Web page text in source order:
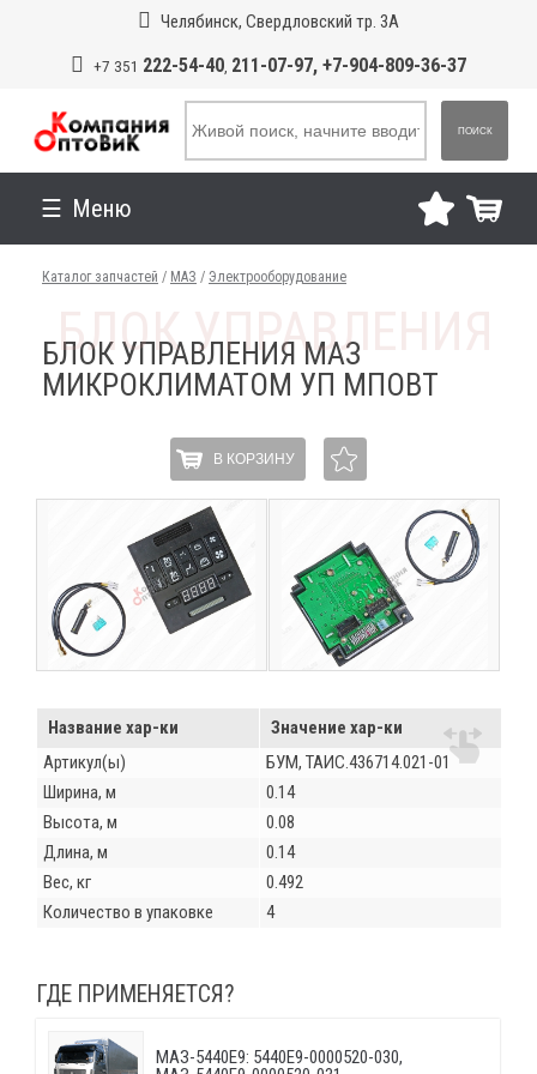
Челябинск, Свердловский тр. 3А
+7 351 222-54-40, 211-07-97, +7-904-809-36-37
ПОИСК
Меню
Каталог запчастей / МАЗ / Электрооборудование
БЛОК УПРАВЛЕНИЯ МАЗ
МИКРОКЛИМАТОМ УП МПОВТ
В КОРЗИНУ
Название хар-ки
Значение хар-ки
Артикул(ы)
БУМ, ТАИС.436714.021-01
Ширина, м
0.14
Высота, м
0.08
Длина, м
0.14
Вес, кг
0.492
Количество в упаковке
4
ГДЕ ПРИМЕНЯЕТСЯ?
МАЗ-5440E9: 5440E9-0000520-030,